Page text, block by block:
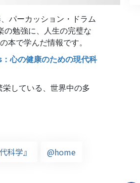
広報活動の基礎
勉強の技術
パーカッション・ドラム
の勉強に、人生の完璧な
の本で学んだ情報です。
心の健康のための現代科
している、世界中の多
科学』 @home